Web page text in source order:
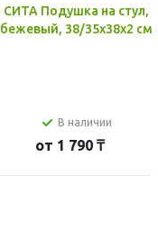
СИТА Подушка на стул,
бежевый, 38/35x38x2 см
В наличии
от 1 790 ₸